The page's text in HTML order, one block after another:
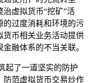
治虚拟货币“挖矿”活
的过度消耗和环境的污
货币相关业务活动提供
融体系的不当关联。
起了一道坚实的防护
防范虚拟货币交易炒作